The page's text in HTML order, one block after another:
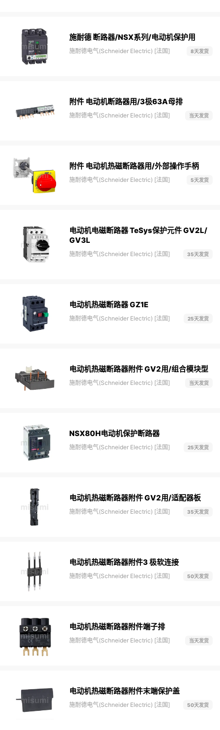
施耐德 断路器/NSX系列/电动机保护用
施耐德电气(Schneider Electric) [法国] 8天发货
附件 电动机断路器用/3极63A母排
施耐德电气(Schneider Electric) [法国] 当天发货
附件 电动机热磁断路器用/外部操作手柄
施耐德电气(Schneider Electric) [法国] 5天发货
电动机电磁断路器 TeSys保护元件 GV2L/
GV3L
施耐德电气(Schneider Electric) [法国] 35天发货
电动机热磁断路器 GZ1E
施耐德电气(Schneider Electric) [法国] 25天发货
电动机热磁断路器附件 GV2用/组合模块型
施耐德电气(Schneider Electric) [法国] 当天发货
NSX80H电动机保护断路器
施耐德电气(Schneider Electric) [法国] 25天发货
电动机热磁断路器附件 GV2用/适配器板
施耐德电气(Schneider Electric) [法国] 35天发货
电动机热磁断路器附件3 极软连接
施耐德电气(Schneider Electric) [法国] 50天发货
电动机热磁断路器附件端子排
施耐德电气(Schneider Electric) [法国] 当天发货
电动机热磁断路器附件末端保护盖
施耐德电气(Schneider Electric) [法国] 50天发货